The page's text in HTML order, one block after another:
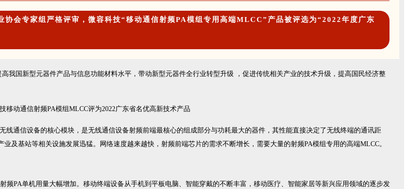
协会专家组严格评审，微容科技“移动通信射频PA模组专用高端MLCC”产品被评选为“2022年度广东
我国新型元器件产品与信息功能材料水平，带动新型元器件全行业转型升级 ，促进传统相关产业的技术升级，提高国民经济整
线通信设备的核心模块，是无线通信设备射频前端最核心的组成部分与功耗最大的器件，其性能直接决定了无线终端的通讯距
及基站等相关设施发展迅猛。网络速度越来越快，射频前端芯片的需求不断增长，需要大量的射频PA模组专用的高端MLCC。
频PA单机用量大幅增加。移动终端设备从手机到平板电脑、智能穿戴的不断丰富，移动医疗、智能家居等新兴应用领域的逐步发